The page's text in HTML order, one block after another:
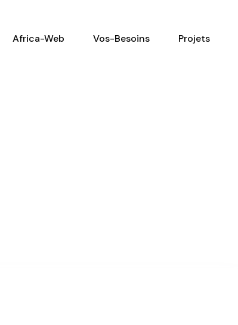
Africa-Web Vos-Besoins Projets